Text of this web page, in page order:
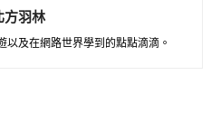
方羽林
以及在網路世界學到的點點滴滴。